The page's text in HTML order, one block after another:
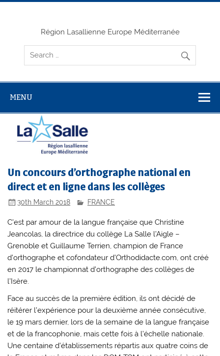
Skip
Région Lasallienne Europe Méditerranée
MENU
Un concours d’orthographe national en
direct et en ligne dans les collèges
30th March 2018 FRANCE
C’est par amour de la langue française que Christine
Jeancolas, la directrice du collège La Salle l’Aigle –
Grenoble et Guillaume Terrien, champion de France
d’orthographe et cofondateur d’Orthodidacte.com, ont créé
en 2017 le championnat d’orthographe des collèges de
l’Isère.
Face au succès de la première édition, ils ont décidé de
réitérer l’expérience pour la deuxième année consécutive,
le 19 mars dernier, lors de la semaine de la langue française
et de la francophonie, mais cette fois à l’échelle nationale.
Une centaine d’établissements répartis aux quatre coins de